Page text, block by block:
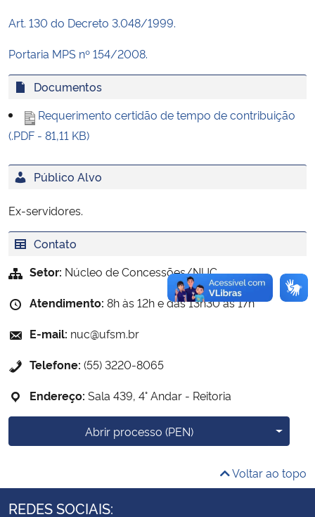
Ministério do Turismo
Ministério da Mulher, da Família e dos Direitos Humanos
Secretaria-Geral
Secretaria de Governo
Gabinete de Segurança Institucional
Banco Central do Brasil
Planalto
Art. 130 do Decreto 3.048/1999.
Portaria MPS nº 154/2008.
Documentos
Requerimento certidão de tempo de contribuição
(.PDF - 81,11 KB)
Público Alvo
Ex-servidores.
Contato
Setor: Núcleo de Concessões/NUC
Atendimento: 8h às 12h e das 13h30 às 17h
E-mail: nuc@ufsm.br
Telefone: (55) 3220-8065
Endereço: Sala 439, 4° Andar - Reitoria
Abrir processo (PEN) Mais
Voltar ao topo
REDES SOCIAIS: